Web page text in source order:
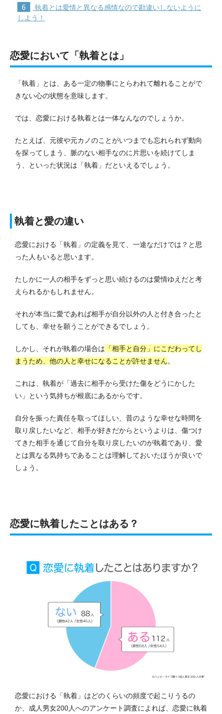
6
執着とは愛情と異なる感情なので勘違いしないように
しよう！
恋愛において「執着とは」
「執着」とは、ある一定の物事にとらわれて離れることがで
きない心の状態を意味します。
では、恋愛における執着とは一体なんなのでしょうか。
たとえば、元彼や元カノのことがいつまでも忘れられず動向
を探ってしまう、脈のない相手なのに片思いを続けてしま
う、といった状況は「執着」だといえるでしょう。
執着と愛の違い
恋愛における「執着」の定義を見て、一途なだけでは？と思
った人もいると思います。
たしかに一人の相手をずっと思い続けるのは愛情ゆえだと考
えられるかもしれません。
それが本当に愛であれば相手が自分以外の人と付き合ったと
しても、幸せを願うことができるでしょう。
しかし、それが執着の場合は 「相手と自分」にこだわってし
まうため、他の人と幸せになることが許せません。
これは、執着が「過去に相手から受けた傷をどうにかした
い」という気持ちが根底にあるからです。
自分を振った責任を取ってほしい、昔のような幸せな時間を
取り戻したいなど、相手が好きだからというよりは、傷つけ
てきた相手を通じて自分を取り戻したいのが執着であり、愛
とは異なる気持ちであることは理解しておいたほうが良いで
しょう。
恋愛に執着したことはある？
恋愛における「執着」はどのくらいの頻度で起こりうるの
か、成人男女200人へのアンケート調査によれば、恋愛に執着